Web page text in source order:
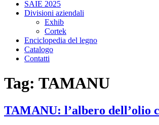
SAIE 2025
Divisioni aziendali
Exhib
Cortek
Enciclopedia del legno
Catalogo
Contatti
Tag: TAMANU
TAMANU: l’albero dell’olio